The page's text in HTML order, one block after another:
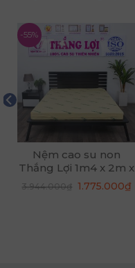
-55%
Nệm cao su non
Thắng Lợi 1m4 x 2m x
10cm
3.944.000₫ Giá
1.775.000₫